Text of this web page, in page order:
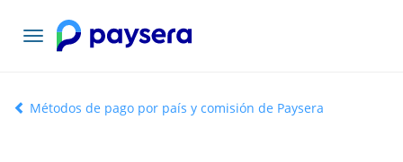
Toggle
navigation
Métodos de pago por país y comisión de Paysera